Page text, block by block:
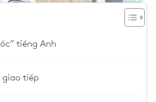
tiếng Anh
giao tiếp